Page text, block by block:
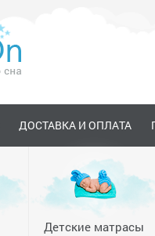
ДОСТАВКА И ОПЛАТА
Детские матрасы